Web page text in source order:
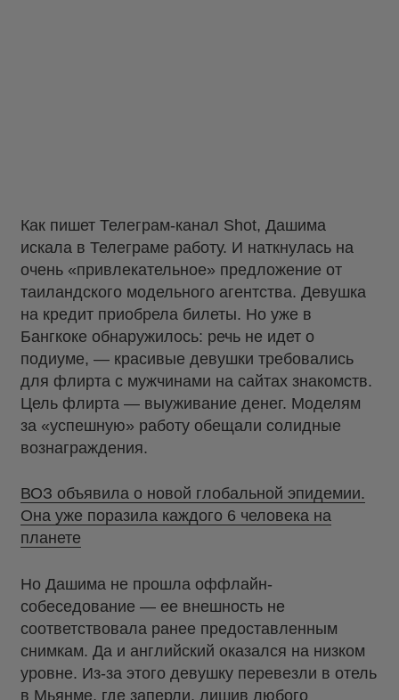
Как пишет Телеграм-канал Shot, Дашима
искала в Телеграме работу. И наткнулась на
очень «привлекательное» предложение от
таиландского модельного агентства. Девушка
на кредит приобрела билеты. Но уже в
Бангкоке обнаружилось: речь не идет о
подиуме, — красивые девушки требовались
для флирта с мужчинами на сайтах знакомств.
Цель флирта — выуживание денег. Моделям
за «успешную» работу обещали солидные
вознаграждения.
ВОЗ объявила о новой глобальной эпидемии.
Она уже поразила каждого 6 человека на
планете
Но Дашима не прошла оффлайн-
собеседование — ее внешность не
соответствовала ранее предоставленным
снимкам. Да и английский оказался на низком
уровне. Из-за этого девушку перевезли в отель
в Мьянме, где заперли, лишив любого